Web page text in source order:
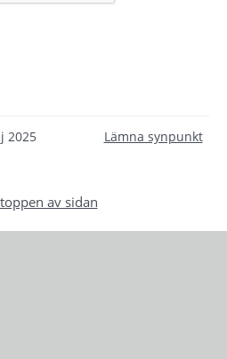
2025 Lämna synpunkt
av sidan